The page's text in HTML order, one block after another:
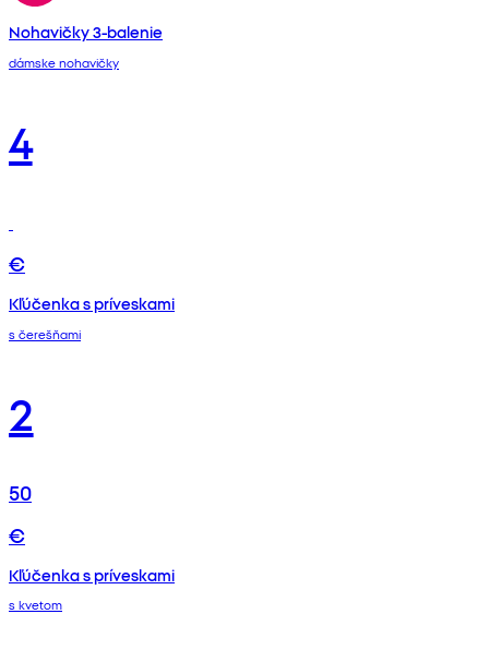
Nohavičky 3-balenie
dámske nohavičky
4
€
Kľúčenka s príveskami
s čerešňami
2
50
€
Kľúčenka s príveskami
s kvetom